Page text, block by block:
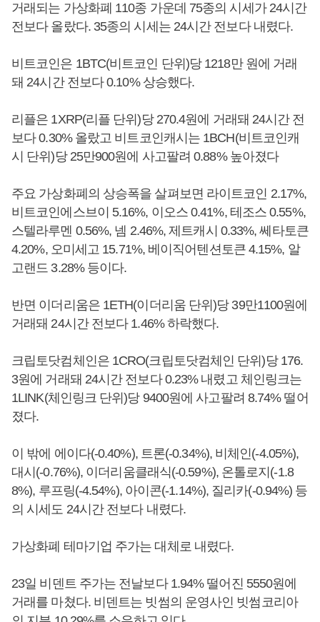
거래되는 가상화폐 110종 가운데 75종의 시세가 24시간
전보다 올랐다. 35종의 시세는 24시간 전보다 내렸다.
비트코인은 1BTC(비트코인 단위)당 1218만 원에 거래
돼 24시간 전보다 0.10% 상승했다.
리플은 1XRP(리플 단위)당 270.4원에 거래돼 24시간 전
보다 0.30% 올랐고 비트코인캐시는 1BCH(비트코인캐
시 단위)당 25만900원에 사고팔려 0.88% 높아졌다
주요 가상화폐의 상승폭을 살펴보면 라이트코인 2.17%,
비트코인에스브이 5.16%, 이오스 0.41%, 테조스 0.55%,
스텔라루멘 0.56%, 넴 2.46%, 제트캐시 0.33%, 쎄타토큰
4.20%, 오미세고 15.71%, 베이직어텐션토큰 4.15%, 알
고랜드 3.28% 등이다.
반면 이더리움은 1ETH(이더리움 단위)당 39만1100원에
거래돼 24시간 전보다 1.46% 하락했다.
크립토닷컴체인은 1CRO(크립토닷컴체인 단위)당 176.
3원에 거래돼 24시간 전보다 0.23% 내렸고 체인링크는
1LINK(체인링크 단위)당 9400원에 사고팔려 8.74% 떨어
졌다.
이 밖에 에이다(-0.40%), 트론(-0.34%), 비체인(-4.05%),
대시(-0.76%), 이더리움클래식(-0.59%), 온톨로지(-1.8
8%), 루프링(-4.54%), 아이콘(-1.14%), 질리카(-0.94%) 등
의 시세도 24시간 전보다 내렸다.
가상화폐 테마기업 주가는 대체로 내렸다.
23일 비덴트 주가는 전날보다 1.94% 떨어진 5550원에
거래를 마쳤다. 비덴트는 빗썸의 운영사인 빗썸코리아